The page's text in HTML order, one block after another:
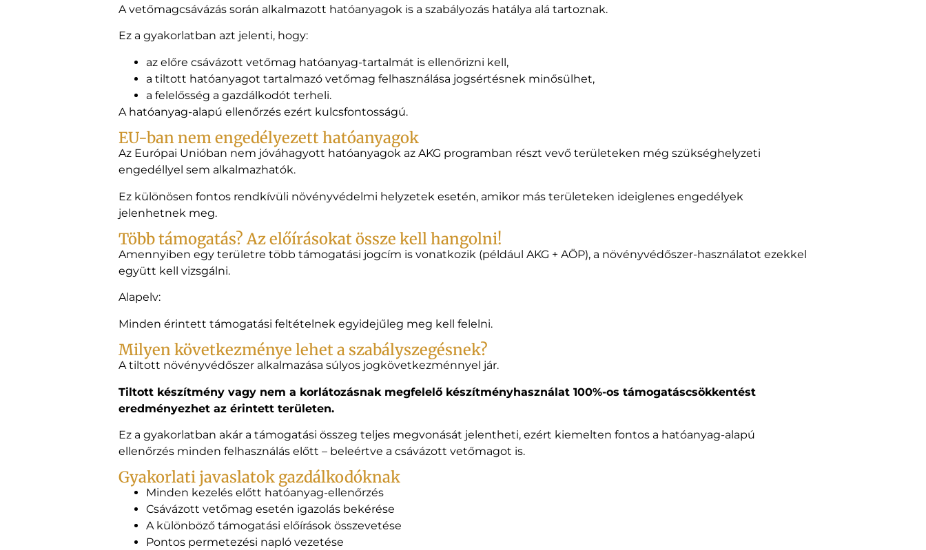
A vetőmagcsávázás során alkalmazott hatóanyagok is a szabályozás hatálya alá tartoznak.
Ez a gyakorlatban azt jelenti, hogy:
az előre csávázott vetőmag hatóanyag-tartalmát is ellenőrizni kell,
a tiltott hatóanyagot tartalmazó vetőmag felhasználása jogsértésnek minősülhet,
a felelősség a gazdálkodót terheli.
A hatóanyag-alapú ellenőrzés ezért kulcsfontosságú.
EU-ban nem engedélyezett hatóanyagok
Az Európai Unióban nem jóváhagyott hatóanyagok az AKG programban részt vevő területeken még szükséghelyzeti
engedéllyel sem alkalmazhatók.
Ez különösen fontos rendkívüli növényvédelmi helyzetek esetén, amikor más területeken ideiglenes engedélyek
jelenhetnek meg.
Több támogatás? Az előírásokat össze kell hangolni!
Amennyiben egy területre több támogatási jogcím is vonatkozik (például AKG + AÖP), a növényvédőszer-használatot ezekkel
együtt kell vizsgálni.
Alapelv:
Minden érintett támogatási feltételnek egyidejűleg meg kell felelni.
Milyen következménye lehet a szabályszegésnek?
A tiltott növényvédőszer alkalmazása súlyos jogkövetkezménnyel jár.
Tiltott készítmény vagy nem a korlátozásnak megfelelő készítményhasználat 100%-os támogatáscsökkentést
eredményezhet az érintett területen.
Ez a gyakorlatban akár a támogatási összeg teljes megvonását jelentheti, ezért kiemelten fontos a hatóanyag-alapú
ellenőrzés minden felhasználás előtt – beleértve a csávázott vetőmagot is.
Gyakorlati javaslatok gazdálkodóknak
Minden kezelés előtt hatóanyag-ellenőrzés
Csávázott vetőmag esetén igazolás bekérése
A különböző támogatási előírások összevetése
Pontos permetezési napló vezetése